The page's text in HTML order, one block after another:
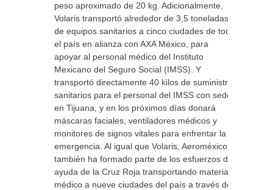
peso aproximado de 20 kg. Adicionalmente,
Volaris transportó alrededor de 3,5 toneladas
de equipos sanitarios a cinco ciudades de todo
el país en alianza con AXA México, para
apoyar al personal médico del Instituto
Mexicano del Seguro Social (IMSS). Y
transportó directamente 40 kilos de suministros
sanitarios para el personal del IMSS con sede
en Tijuana, y en los próximos días donará
máscaras faciales, ventiladores médicos y
monitores de signos vitales para enfrentar la
emergencia. Al igual que Volaris, Aeroméxico
también ha formado parte de los esfuerzos de
ayuda de la Cruz Roja transportando material
médico a nueve ciudades del país a través de